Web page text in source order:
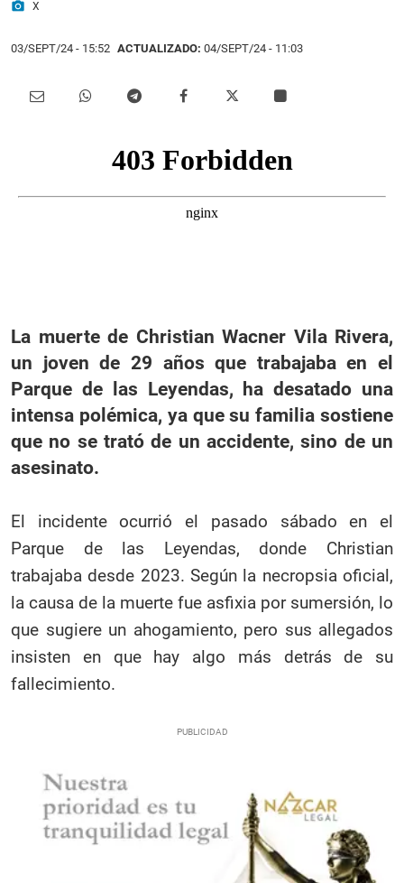
photo_camera X
03/SEPT/24 - 15:52 ACTUALIZADO: 04/SEPT/24 - 11:03
La muerte de Christian Wacner Vila Rivera,
un joven de 29 años que trabajaba en el
Parque de las Leyendas, ha desatado una
intensa polémica, ya que su familia sostiene
que no se trató de un accidente, sino de un
asesinato.
El incidente ocurrió el pasado sábado en el
Parque de las Leyendas, donde Christian
trabajaba desde 2023. Según la necropsia oficial,
la causa de la muerte fue asfixia por sumersión, lo
que sugiere un ahogamiento, pero sus allegados
insisten en que hay algo más detrás de su
fallecimiento.